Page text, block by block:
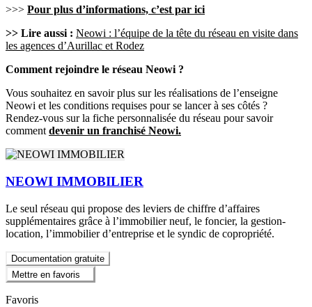
>>> Pour plus d’informations, c’est par ici
>> Lire aussi : Neowi : l’équipe de la tête du réseau en visite dans
les agences d’Aurillac et Rodez
Comment rejoindre le réseau Neowi ?
Vous souhaitez en savoir plus sur les réalisations de l’enseigne
Neowi et les conditions requises pour se lancer à ses côtés ?
Rendez-vous sur la fiche personnalisée du réseau pour savoir
comment devenir un franchisé Neowi.
NEOWI IMMOBILIER
Le seul réseau qui propose des leviers de chiffre d’affaires
supplémentaires grâce à l’immobilier neuf, le foncier, la gestion-
location, l’immobilier d’entreprise et le syndic de copropriété.
Documentation gratuite
Mettre en favoris
Favoris